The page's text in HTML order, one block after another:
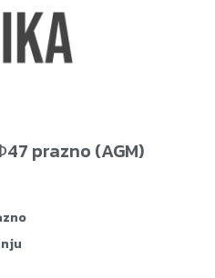
prazno (AGM)